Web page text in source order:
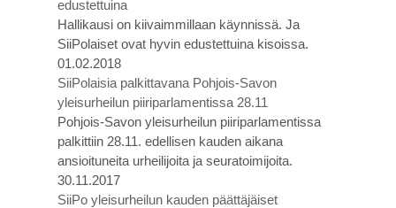
edustettuina
Hallikausi on kiivaimmillaan käynnissä. Ja
SiiPolaiset ovat hyvin edustettuina kisoissa.
01.02.2018
SiiPolaisia palkittavana Pohjois-Savon
yleisurheilun piiriparlamentissa 28.11
Pohjois-Savon yleisurheilun piiriparlamentissa
palkittiin 28.11. edellisen kauden aikana
ansioituneita urheilijoita ja seuratoimijoita.
30.11.2017
SiiPo yleisurheilun kauden päättäjäiset